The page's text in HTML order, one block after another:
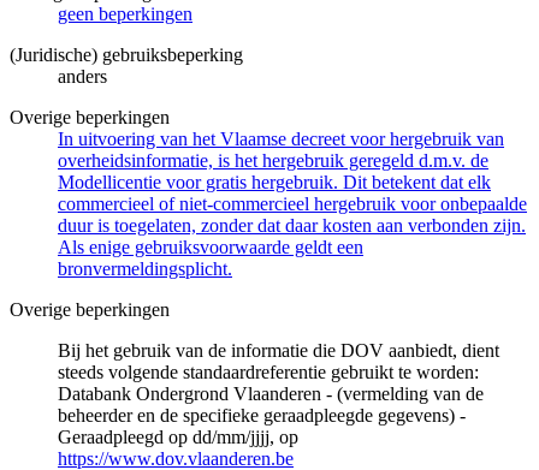
geen beperkingen
(Juridische) gebruiksbeperking
anders
Overige beperkingen
In uitvoering van het Vlaamse decreet voor hergebruik van
overheidsinformatie, is het hergebruik geregeld d.m.v. de
Modellicentie voor gratis hergebruik. Dit betekent dat elk
commercieel of niet-commercieel hergebruik voor onbepaalde
duur is toegelaten, zonder dat daar kosten aan verbonden zijn.
Als enige gebruiksvoorwaarde geldt een
bronvermeldingsplicht.
Overige beperkingen
Bij het gebruik van de informatie die DOV aanbiedt, dient
steeds volgende standaardreferentie gebruikt te worden:
Databank Ondergrond Vlaanderen - (vermelding van de
beheerder en de specifieke geraadpleegde gegevens) -
Geraadpleegd op dd/mm/jjjj, op
https://www.dov.vlaanderen.be